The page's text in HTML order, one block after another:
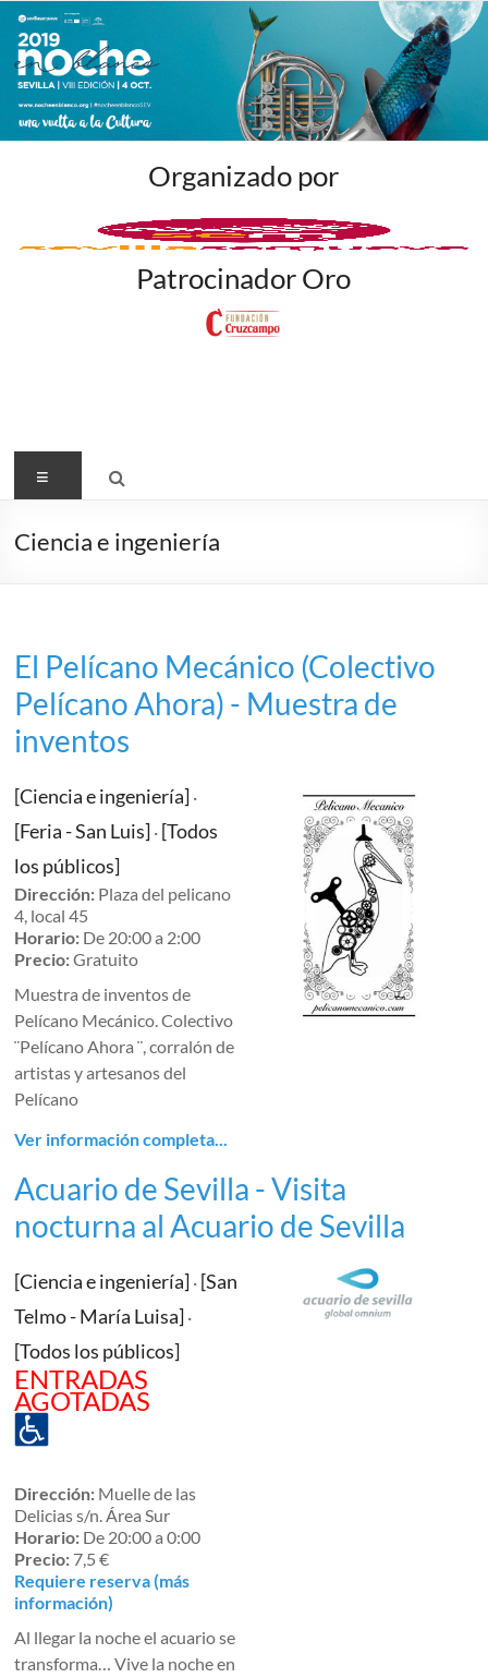
Organizado por
Patrocinador Oro
Menú
Ciencia e ingeniería
El Pelícano Mecánico (Colectivo
Pelícano Ahora) - Muestra de
inventos
[Ciencia e ingeniería] ·
[Feria - San Luis] · [Todos
los públicos]
Dirección: Plaza del pelicano
4, local 45
Horario: De 20:00 a 2:00
Precio:Gratuito
Muestra de inventos de
Pelícano Mecánico. Colectivo
¨Pelícano Ahora ¨, corralón de
artistas y artesanos del
Pelícano
Ver información completa...
Acuario de Sevilla - Visita
nocturna al Acuario de Sevilla
[Ciencia e ingeniería] · [San
Telmo - María Luisa] ·
[Todos los públicos]
ENTRADAS
AGOTADAS
Dirección: Muelle de las
Delicias s/n. Área Sur
Horario: De 20:00 a 0:00
Precio: 7,5 €
Requiere reserva (más
información)
Al llegar la noche el acuario se
transforma… Vive la noche en